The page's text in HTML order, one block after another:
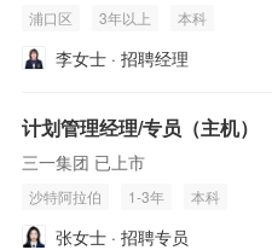
浦口区 3年以上 本科
李女士 · 招聘经理
计划管理经理/专员（主机）
三一集团 已上市
沙特阿拉伯 1-3年 本科
张女士 · 招聘专员